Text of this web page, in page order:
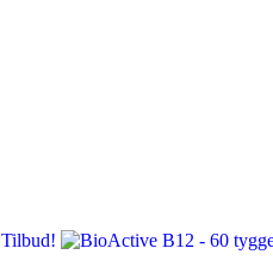
Tilbud!